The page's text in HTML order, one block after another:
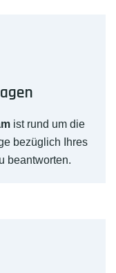
ist rund um die
bezüglich Ihres
beantworten.